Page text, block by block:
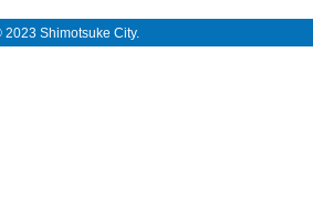
2023 Shimotsuke City.